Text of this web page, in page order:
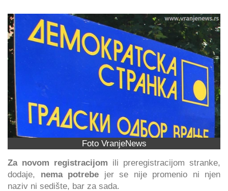
Foto VranjeNews
Za novom registracijom ili preregistracijom stranke,
dodaje, nema potrebe jer se nije promenio ni njen
naziv ni sedište, bar za sada.